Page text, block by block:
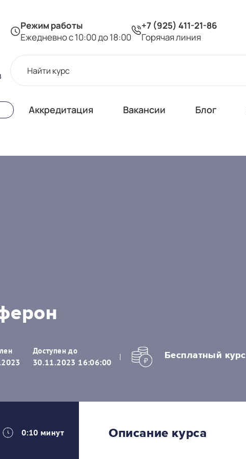
Режим работы
Ежедневно с 10:00 до 18:00
+7 (925) 411-21-86
Горячая линия
Аккредитация Вакансии Блог
Доступен до
30.11.2023 16:06:00
Бесплатный курс
0:10 минут Описание курса